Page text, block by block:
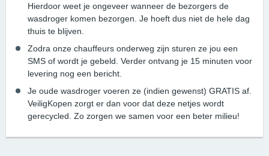
Hierdoor weet je ongeveer wanneer de bezorgers de
wasdroger komen bezorgen. Je hoeft dus niet de hele dag
thuis te blijven.
Zodra onze chauffeurs onderweg zijn sturen ze jou een
SMS of wordt je gebeld. Verder ontvang je 15 minuten voor
levering nog een bericht.
Je oude wasdroger voeren ze (indien gewenst) GRATIS af.
VeiligKopen zorgt er dan voor dat deze netjes wordt
gerecycled. Zo zorgen we samen voor een beter milieu!